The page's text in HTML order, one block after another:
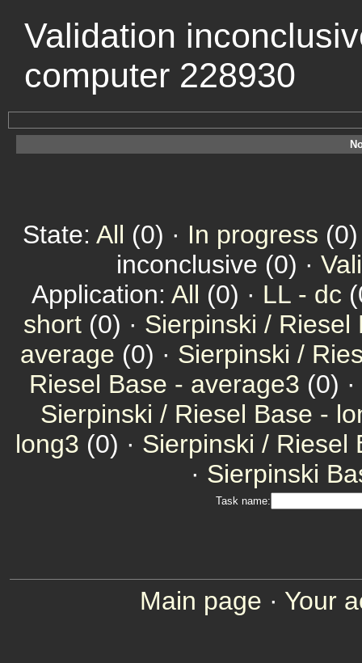
Validation
computer 228930
State: All (0) · In progress
inconclusive (0) ·
Application: All (0) · LL - dc
short (0) · Sierpinski / Riesel
average (0) · Sierpinski /
Riesel Base - average3 (0) ·
Sierpinski / Riesel Base -
long3 (0) · Sierpinski / Riesel
· Sierpinski
Task name:
Main page · Your